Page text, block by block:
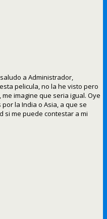
a Administrador,
pelicula, no la he visto pero
imagine que seria igual. Oye
la India o Asia, a que se
si me puede contestar a mi